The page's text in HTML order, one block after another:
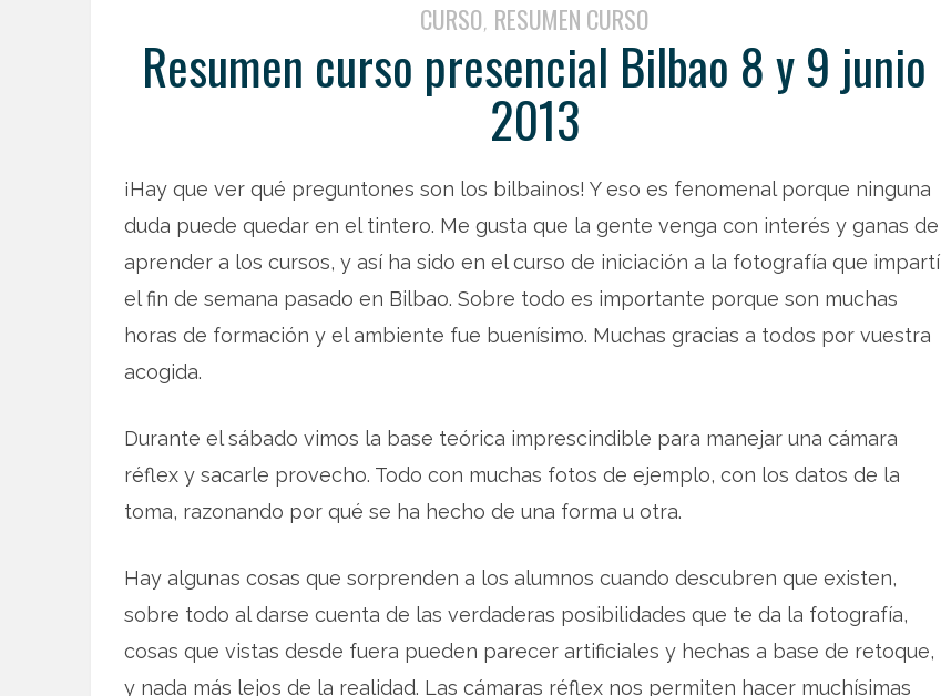
CURSO, RESUMEN CURSO
Resumen curso presencial Bilbao 8 y 9 junio
2013
¡Hay que ver qué preguntones son los bilbainos! Y eso es fenomenal porque ninguna
duda puede quedar en el tintero. Me gusta que la gente venga con interés y ganas de
aprender a los cursos, y así ha sido en el curso de iniciación a la fotografía que impartí
el fin de semana pasado en Bilbao. Sobre todo es importante porque son muchas
horas de formación y el ambiente fue buenísimo. Muchas gracias a todos por vuestra
acogida.
Durante el sábado vimos la base teórica imprescindible para manejar una cámara
réflex y sacarle provecho. Todo con muchas fotos de ejemplo, con los datos de la
toma, razonando por qué se ha hecho de una forma u otra.
Hay algunas cosas que sorprenden a los alumnos cuando descubren que existen,
sobre todo al darse cuenta de las verdaderas posibilidades que te da la fotografía,
cosas que vistas desde fuera pueden parecer artificiales y hechas a base de retoque,
y nada más lejos de la realidad. Las cámaras réflex nos permiten hacer muchísimas